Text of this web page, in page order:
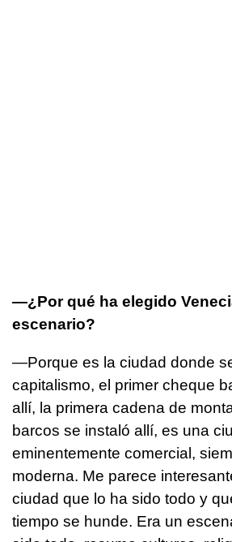
—¿Por qué ha elegido
escenario?
—Porque es la ciudad donde
capitalismo, el primer cheque
allí, la primera cadena de
barcos se instaló allí, es una
eminentemente comercial,
moderna. Me parece
ciudad que lo ha sido todo y
tiempo se hunde. Era un